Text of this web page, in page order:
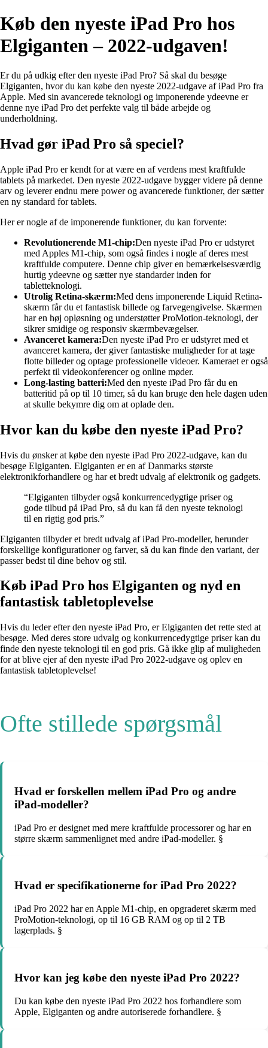
Køb den nyeste iPad Pro hos
Elgiganten – 2022-udgaven!
Er du på udkig efter den nyeste iPad Pro? Så skal du besøge
Elgiganten, hvor du kan købe den nyeste 2022-udgave af iPad Pro fra
Apple. Med sin avancerede teknologi og imponerende ydeevne er
denne nye iPad Pro det perfekte valg til både arbejde og
underholdning.
Hvad gør iPad Pro så speciel?
Apple iPad Pro er kendt for at være en af verdens mest kraftfulde
tablets på markedet. Den nyeste 2022-udgave bygger videre på denne
arv og leverer endnu mere power og avancerede funktioner, der sætter
en ny standard for tablets.
Her er nogle af de imponerende funktioner, du kan forvente:
Revolutionerende M1-chip:Den nyeste iPad Pro er udstyret
med Apples M1-chip, som også findes i nogle af deres mest
kraftfulde computere. Denne chip giver en bemærkelsesværdig
hurtig ydeevne og sætter nye standarder inden for
tabletteknologi.
Utrolig Retina-skærm:Med dens imponerende Liquid Retina-
skærm får du et fantastisk billede og farvegengivelse. Skærmen
har en høj opløsning og understøtter ProMotion-teknologi, der
sikrer smidige og responsiv skærmbevægelser.
Avanceret kamera:Den nyeste iPad Pro er udstyret med et
avanceret kamera, der giver fantastiske muligheder for at tage
flotte billeder og optage professionelle videoer. Kameraet er også
perfekt til videokonferencer og online møder.
Long-lasting batteri:Med den nyeste iPad Pro får du en
batteritid på op til 10 timer, så du kan bruge den hele dagen uden
at skulle bekymre dig om at oplade den.
Hvor kan du købe den nyeste iPad Pro?
Hvis du ønsker at købe den nyeste iPad Pro 2022-udgave, kan du
besøge Elgiganten. Elgiganten er en af Danmarks største
elektronikforhandlere og har et bredt udvalg af elektronik og gadgets.
“Elgiganten tilbyder også konkurrencedygtige priser og
gode tilbud på iPad Pro, så du kan få den nyeste teknologi
til en rigtig god pris.”
Elgiganten tilbyder et bredt udvalg af iPad Pro-modeller, herunder
forskellige konfigurationer og farver, så du kan finde den variant, der
passer bedst til dine behov og stil.
Køb iPad Pro hos Elgiganten og nyd en
fantastisk tabletoplevelse
Hvis du leder efter den nyeste iPad Pro, er Elgiganten det rette sted at
besøge. Med deres store udvalg og konkurrencedygtige priser kan du
finde den nyeste teknologi til en god pris. Gå ikke glip af muligheden
for at blive ejer af den nyeste iPad Pro 2022-udgave og oplev en
fantastisk tabletoplevelse!
Ofte stillede spørgsmål
Hvad er forskellen mellem iPad Pro og andre
iPad-modeller?
iPad Pro er designet med mere kraftfulde processorer og har en
større skærm sammenlignet med andre iPad-modeller. §
Hvad er specifikationerne for iPad Pro 2022?
iPad Pro 2022 har en Apple M1-chip, en opgraderet skærm med
ProMotion-teknologi, op til 16 GB RAM og op til 2 TB
lagerplads. §
Hvor kan jeg købe den nyeste iPad Pro 2022?
Du kan købe den nyeste iPad Pro 2022 hos forhandlere som
Apple, Elgiganten og andre autoriserede forhandlere. §